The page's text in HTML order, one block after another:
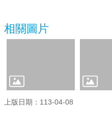
校
務
學
校
相
相關圖片
上版日期：113-04-08